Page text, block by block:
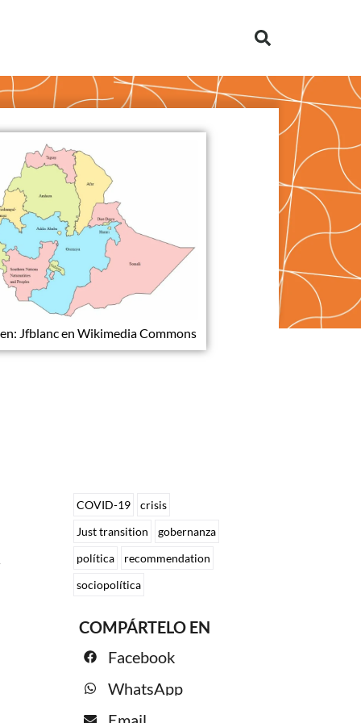
Jfblanc en Wikimedia Commons
COVID-19
crisis
Just transition
gobernanza
política
recommendation
sociopolítica
COMPÁRTELO EN
Facebook
WhatsApp